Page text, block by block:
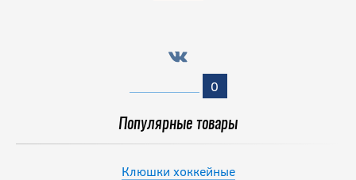
0
Популярные товары
Клюшки хоккейные